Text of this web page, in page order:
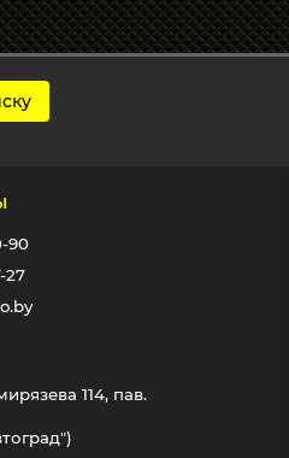
90
27
114, пав.